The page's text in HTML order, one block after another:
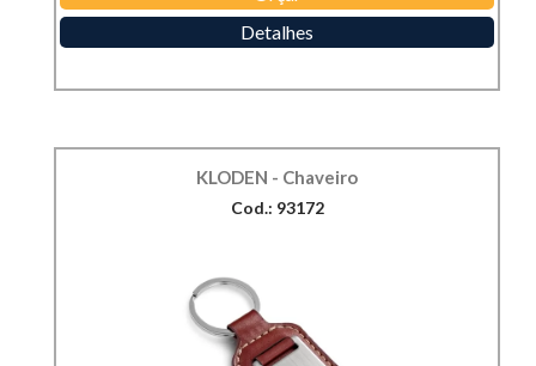
Detalhes
KLODEN - Chaveiro
Cod.: 93172